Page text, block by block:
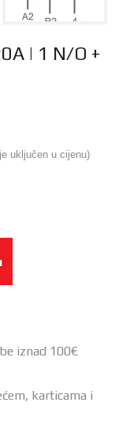
| 1 N/O +
uključen u cijenu)
iznad 100€
karticama i